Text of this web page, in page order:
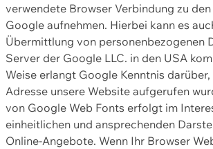
verwendete Browser Verbindung zu
Google aufnehmen. Hierbei kann es
Übermittlung von personenbezogenen
Server der Google LLC. in den USA
Weise erlangt Google Kenntnis
Adresse unsere Website aufgerufen
von Google Web Fonts erfolgt im
einheitlichen und ansprechenden
Online-Angebote. Wenn Ihr Browser